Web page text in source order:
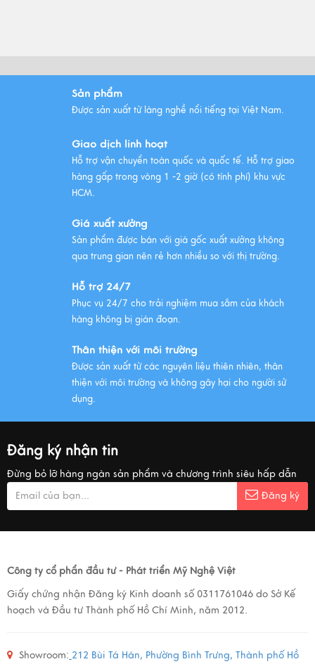
Sản phẩm
Được sản xuất từ làng nghề nổi tiếng tại Việt Nam.
Giao dịch linh hoạt
Hỗ trợ vận chuyển toàn quốc và quốc tế. Hỗ trợ giao
hàng gấp trong vòng 1 -2 giờ (có tính phí) khu vực
HCM.
Giá xuất xưởng
Sản phẩm được bán với giá gốc xuất xưởng không
qua trung gian nên rẻ hơn nhiều so với thị trường.
Hỗ trợ 24/7
Phục vụ 24/7 cho trải nghiệm mua sắm của khách
hàng không bị gián đoạn.
Thân thiện với môi trường
Được sản xuất từ các nguyên liệu thiên nhiên, thân
thiện với môi trường và không gây hại cho người sử
dụng.
Đăng ký nhận tin
Đừng bỏ lỡ hàng ngàn sản phẩm và chương trình siêu hấp dẫn
Đăng ký
Công ty cổ phẩn đầu tư - Phát triển Mỹ Nghệ Việt
Giấy chứng nhận Đăng ký Kinh doanh số 0311761046 do Sở Kế
hoạch và Đầu tư Thành phố Hồ Chí Minh, năm 2012.
Showroom: 212 Bùi Tá Hán, Phường Bình Trưng, Thành phố Hồ